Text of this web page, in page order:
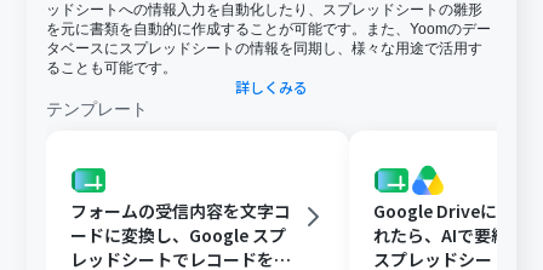
ッドシートへの情報入力を自動化したり、スプレッドシートの雛形
を元に書類を自動的に作成することが可能です。また、Yoomのデー
タベースにスプレッドシートの情報を同期し、様々な用途で活用す
ることも可能です。
詳しくみる
テンプレート
フォームの受信内容を文字コ
ードに変換し、Google スプ
レッドシートでレコードを追
Google Driveに文書
れたら、AIで要約し
スプレッドシートの